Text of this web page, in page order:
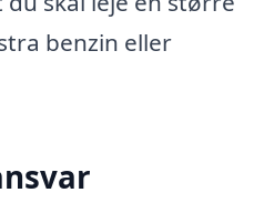
benzin eller